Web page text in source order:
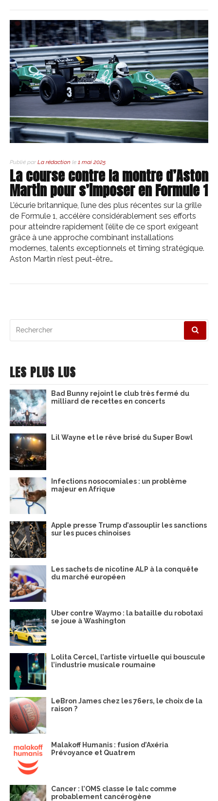
Publié par La rédaction le 1 mai 2025
La course contre la montre d’Aston
Martin pour s’imposer en Formule 1
L’écurie britannique, l’une des plus récentes sur la grille
de Formule 1, accélère considérablement ses efforts
pour atteindre rapidement l’élite de ce sport exigeant
grâce à une approche combinant installations
modernes, talents exceptionnels et timing stratégique.
Aston Martin n’est peut-être…
pour
LES PLUS LUS
Bad Bunny rejoint le club très fermé du
milliard de recettes en concerts
Lil Wayne et le rêve brisé du Super Bowl
Infections nosocomiales : un problème
majeur en Afrique
Apple presse Trump d’assouplir les sanctions
sur les puces chinoises
Les sachets de nicotine ALP à la conquête
du marché européen
Uber contre Waymo : la bataille du robotaxi
se joue à Washington
Lolita Cercel, l’artiste virtuelle qui bouscule
l’industrie musicale roumaine
LeBron James chez les 76ers, le choix de la
raison ?
Malakoff Humanis : fusion d’Axéria
Prévoyance et Quatrem
Cancer : l’OMS classe le talc comme
probablement cancérogène